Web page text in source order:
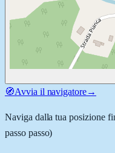
🧭Avvia il navigatore→
Naviga dalla tua posizione
passo passo)